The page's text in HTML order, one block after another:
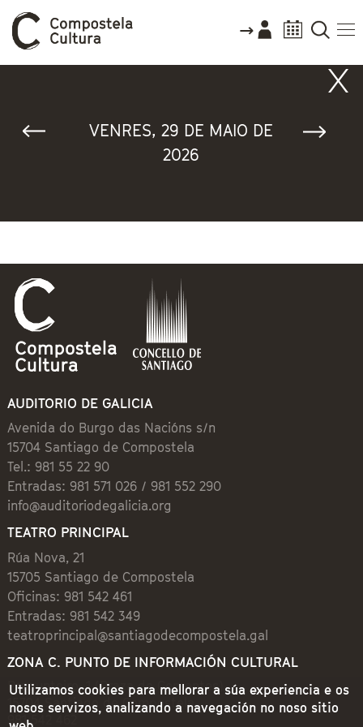
VENRES, 29 DE MAIO DE
2026
AUDITORIO DE GALICIA
Avenida do Burgo das Nacións s/n
15704 Santiago de Compostela
Tel.: 981 55 22 90
Entradas: 981 571 026 / 981 552 290
info@auditoriodegalicia.org
TEATRO PRINCIPAL
Rúa Nova, 21
15705 Santiago de Compostela
Oficinas: 981 542 461
Entradas: 981 542 349
teatroprincipal@santiagodecompostela.gal
ZONA C. PUNTO DE INFORMACIÓN CULTURAL
Preguntoiro, 1 (Praza de Cervantes)
15704 Santiago de Compostela
981 542 462
Utilizamos cookies para mellorar a súa experiencia e os
nosos servizos, analizando a navegación no noso sitio